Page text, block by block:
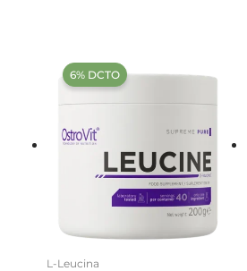
‍6% DCTO‍‍
L-Leucina